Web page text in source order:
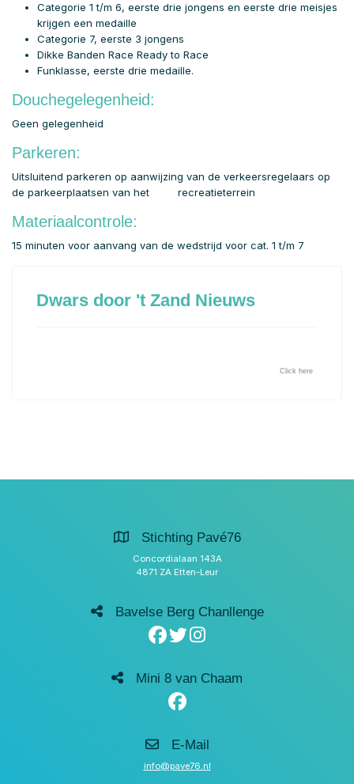
Categorie 1 t/m 6, eerste drie jongens en eerste drie meisjes
krijgen een medaille
Categorie 7, eerste 3 jongens
Dikke Banden Race Ready to Race
Funklasse, eerste drie medaille.
Douchegelegenheid:
Geen gelegenheid
Parkeren:
Uitsluitend parkeren op aanwijzing van de verkeersregelaars op
de parkeerplaatsen van het recreatieterrein
Materiaalcontrole:
15 minuten voor aanvang van de wedstrijd voor cat. 1 t/m 7
Dwars door 't Zand Nieuws
Click here
Stichting Pavé76
Concordialaan 143A
4871 ZA Etten-Leur
Bavelse Berg Chanllenge
Mini 8 van Chaam
E-Mail
info@pave76.nl